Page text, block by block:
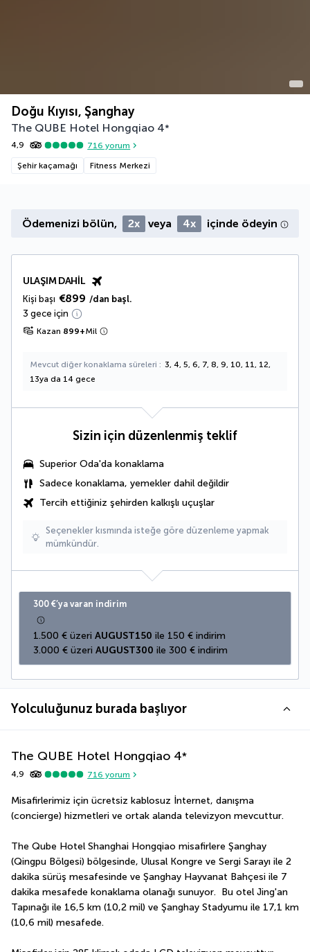
Doğu Kıyısı, Şanghay
The QUBE Hotel Hongqiao 4*
4,9 716 yorum
Şehir kaçamağı Fitness Merkezi
Ödemenizi bölün, 2x veya 4x içinde ödeyin
ULAŞIM DAHIL
Kişi başı €899 /dan başl.
3 gece için
Kazan 899+Mil
Mevcut diğer konaklama süreleri
3, 4, 5, 6, 7, 8, 9, 10, 11, 12,
13ya da 14 gece
Sizin için düzenlenmiş teklif
Superior Oda'da konaklama
Sadece konaklama, yemekler dahil değildir
Tercih ettiğiniz şehirden kalkışlı uçuşlar
Seçenekler kısmında isteğe göre düzenleme yapmak
mümkündür.
300 €’ya varan indirim
1.500 € üzeri AUGUST150 ile 150 € indirim
3.000 € üzeri AUGUST300 ile 300 € indirim
Yolculuğunuz burada başlıyor
The QUBE Hotel Hongqiao 4*
4,9 716 yorum
Misafirlerimiz için ücretsiz kablosuz İnternet, danışma
(concierge) hizmetleri ve ortak alanda televizyon mevcuttur.
The Qube Hotel Shanghai Hongqiao misafirlere Şanghay
(Qingpu Bölgesi) bölgesinde, Ulusal Kongre ve Sergi Sarayı ile 2
dakika sürüş mesafesinde ve Şanghay Hayvanat Bahçesi ile 7
dakika mesafede konaklama olanağı sunuyor.  Bu otel Jing'an
Tapınağı ile 16,5 km (10,2 mil) ve Şanghay Stadyumu ile 17,1 km
(10,6 mil) mesafede.